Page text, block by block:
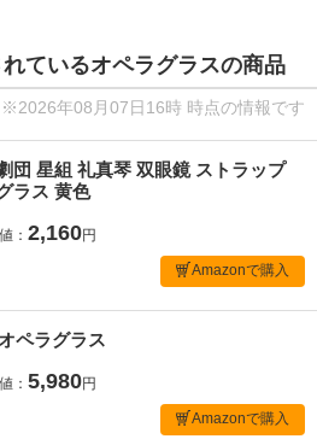
ているオペラグラスの商品
※2026年08月07日16時 時点の情報です
団 星組 礼真琴 双眼鏡 ストラップ
ラス 黄色
： 2,160円
Amazonで購入
ペラグラス
： 5,980円
Amazonで購入